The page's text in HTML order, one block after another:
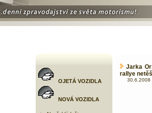
OJETÁ VOZIDLA
NOVÁ VOZIDLA
Jarka
rallye
30.6.2008